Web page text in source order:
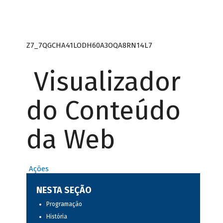
Z7_7QGCHA41LODH60A3OQA8RN14L7
Visualizador
do Conteúdo
da Web
Ações
NESTA SEÇÃO
Programação
História